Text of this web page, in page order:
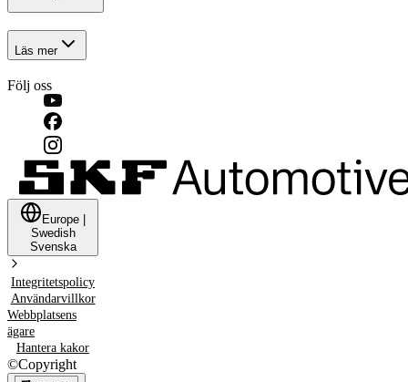
Läs mer
Följ oss
Europe
Swedish
Svenska
Integritetspolicy
Användarvillkor
Webbplatsens
ägare
Hantera kakor
©Copyright